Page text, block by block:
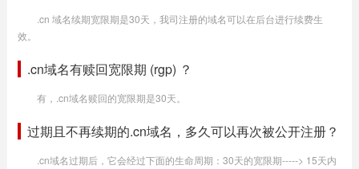
.cn 域名续期宽限期是30天，我司注册的域名可以在后台进行续费生
效。
.cn域名有赎回宽限期 (rgp) ？
有，.cn域名赎回的宽限期是30天。
过期且不再续期的.cn域名，多久可以再次被公开注册？
.cn域名过期后，它会经过下面的生命周期：30天的宽限期-----> 15天内